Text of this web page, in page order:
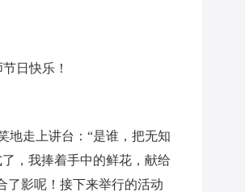
日快乐！
地走上讲台：“是谁，把无知
，我捧着手中的鲜花，献给
了影呢！接下来举行的活动